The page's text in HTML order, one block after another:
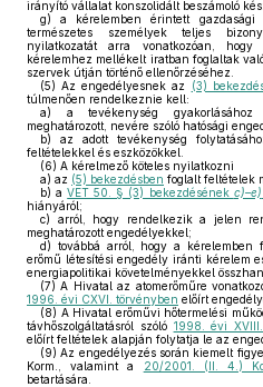
irányító vállalat konszolidált beszámoló
g) a kérelemben érintett gazdasági
természetes személyek teljes
nyilatkozatát arra vonatkozóan,
kérelemhez mellékelt iratban foglaltak
szervek útján történő ellenőrzéséhez.
(5) Az engedélyesnek az (3)
túlmenően rendelkeznie kell:
a) a tevékenység gyakorlásához
meghatározott, nevére szóló hatósági
b) az adott tevékenység
feltételekkel és eszközökkel.
(6) A kérelmező köteles nyilatkozni
a) az (5) bekezdésben foglalt feltételek
b) aVET 50. § (3) bekezdésének c)–e)
hiányáról;
c) arról, hogy rendelkezik a jelen
meghatározott engedélyekkel;
d) továbbá arról, hogy a kérelemben
erőmű létesítési engedély iránti kérelem
energiapolitikai követelményekkel
(7) A Hivatal az atomerőműre
1996. évi CXVI. törvényben előírt
(8) A Hivatal erőművi hőtermelési
távhőszolgáltatásról szóló 1998. évi
előírt feltételek alapján folytatja le az
(9) Az engedélyezés során kiemelt
Korm., valamint a
20/2001. (II. 4.)
betartására.